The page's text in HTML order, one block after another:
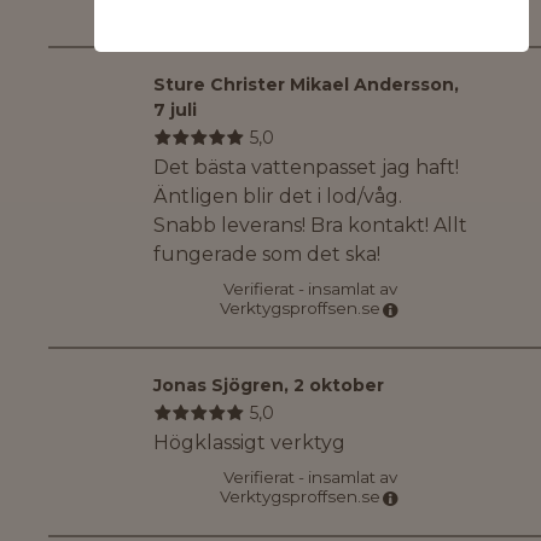
Sture Christer Mikael Andersson,
7 juli
5,0
Det bästa vattenpasset jag haft!
Äntligen blir det i lod/våg.
Snabb leverans! Bra kontakt! Allt
fungerade som det ska!
Verifierat - insamlat av
Verktygsproffsen.se
Jonas Sjögren, 2 oktober
5,0
Högklassigt verktyg
Verifierat - insamlat av
Verktygsproffsen.se